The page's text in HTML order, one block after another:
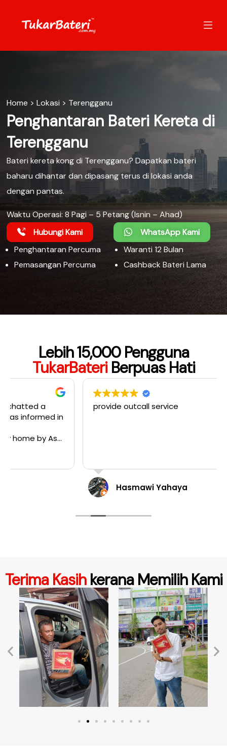
Home > Lokasi > Terengganu
Penghantaran Bateri Kereta di
Terengganu
Bateri kereta kong di Terengganu? Dapatkan bateri
baharu dihantar dan dipasang terus di lokasi anda
dengan pantas.
Waktu Operasi: 8 Pagi – 5 Petang (Isnin – Ahad)
Hubungi Kami
WhatsApp Kami
Penghantaran Percuma
Pemasangan Percuma
Waranti 12 Bulan
Cashback Bateri Lama
Lebih 15,000 Pengguna
TukarBateriBerpuas Hati
provide outcall service
Hasmawi Yahaya
Terima Kasihkerana Memilih Kami